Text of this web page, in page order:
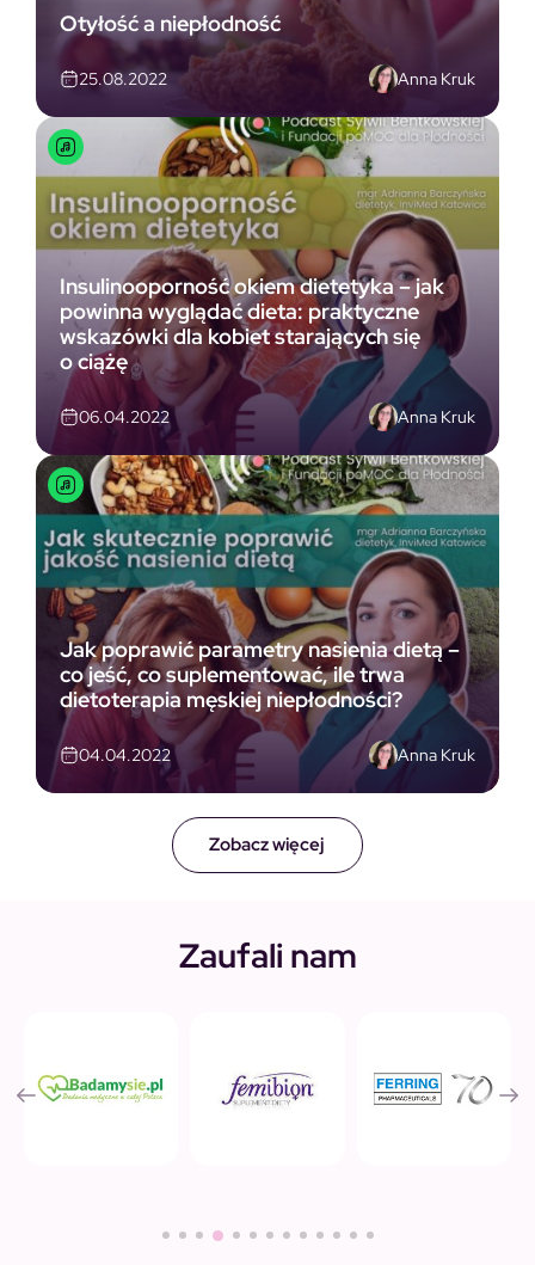
Zobacz więcej
Otyłość a niepłodność
25.08.2022 Anna Kruk
Insulinooporność okiem dietetyka – jak
powinna wyglądać dieta: praktyczne
wskazówki dla kobiet starających się
o ciążę
06.04.2022 Anna Kruk
Jak poprawić parametry nasienia dietą –
co jeść, co suplementować, ile trwa
dietoterapia męskiej niepłodności?
04.04.2022 Anna Kruk
Zaufali nam